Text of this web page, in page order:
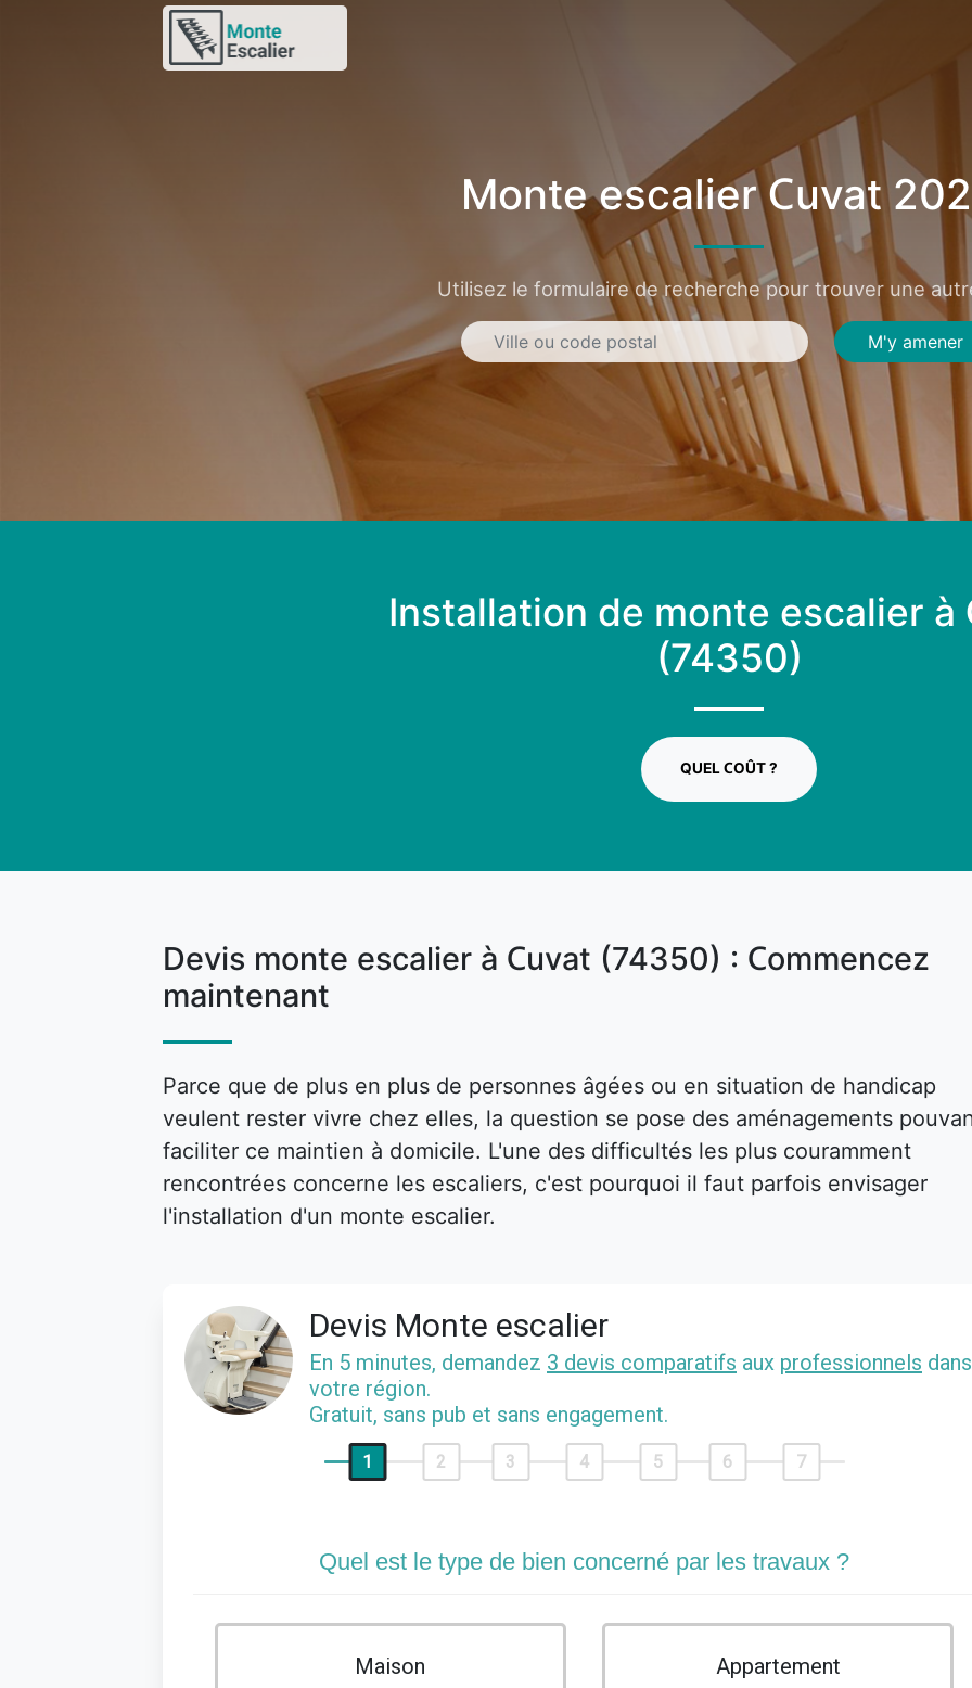
Monte escalier Cuvat
Utilisez le formulaire de recherche pour trouver une
M'y amener
Installation de monte escalier à
(74350)
QUEL COÛT ?
Devis monte escalier à Cuvat (74350) : Commencez
maintenant
Parce que de plus en plus de personnes âgées ou en situation de handicap
veulent rester vivre chez elles, la question se pose des aménagements
faciliter ce maintien à domicile. L'une des difficultés les plus couramment
rencontrées concerne les escaliers, c'est pourquoi il faut parfois envisager
l'installation d'un monte escalier.
Devis Monte escalier
En 5 minutes, demandez 3 devis comparatifs aux professionnels dans
votre région.
Gratuit, sans pub et sans engagement.
1 2 3 4 5 6 7
Quel est le type de bien concerné par les travaux ?
Maison Appartement